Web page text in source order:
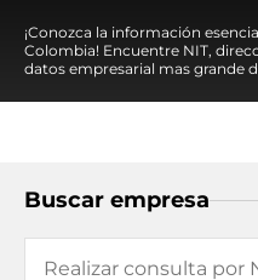
¡Conozca la información
Colombia! Encuentre NIT,
datos empresarial mas grande
Buscar empresa